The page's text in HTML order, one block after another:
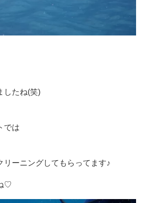
したね(笑)
では
リーニングしてもらってます♪
♡